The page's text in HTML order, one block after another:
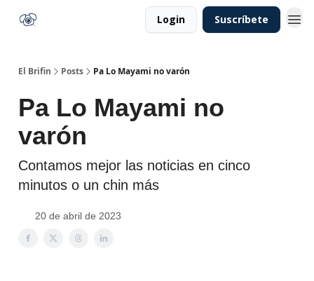
Login Suscríbete
El Brifin Posts Pa Lo Mayami no varón
Pa Lo Mayami no
varón
Contamos mejor las noticias en cinco
minutos o un chin más
20 de abril de 2023